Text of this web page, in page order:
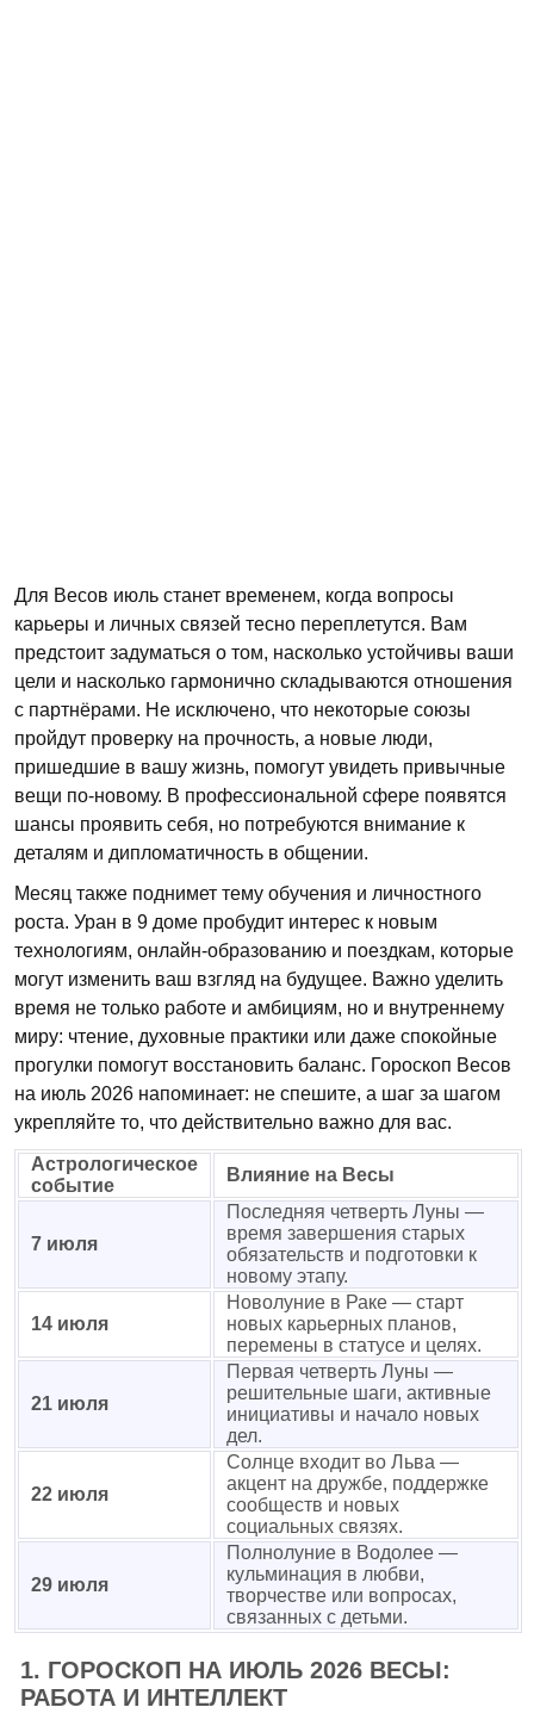
Для Весов июль станет временем, когда вопросы
карьеры и личных связей тесно переплетутся. Вам
предстоит задуматься о том, насколько устойчивы ваши
цели и насколько гармонично складываются отношения
с партнёрами. Не исключено, что некоторые союзы
пройдут проверку на прочность, а новые люди,
пришедшие в вашу жизнь, помогут увидеть привычные
вещи по-новому. В профессиональной сфере появятся
шансы проявить себя, но потребуются внимание к
деталям и дипломатичность в общении.
Месяц также поднимет тему обучения и личностного
роста. Уран в 9 доме пробудит интерес к новым
технологиям, онлайн-образованию и поездкам, которые
могут изменить ваш взгляд на будущее. Важно уделить
время не только работе и амбициям, но и внутреннему
миру: чтение, духовные практики или даже спокойные
прогулки помогут восстановить баланс. Гороскоп Весов
на июль 2026 напоминает: не спешите, а шаг за шагом
укрепляйте то, что действительно важно для вас.
Астрологическое
событие
Влияние на Весы
7 июля
Последняя четверть Луны —
время завершения старых
обязательств и подготовки к
новому этапу.
14 июля
Новолуние в Раке — старт
новых карьерных планов,
перемены в статусе и целях.
21 июля
Первая четверть Луны —
решительные шаги, активные
инициативы и начало новых
дел.
22 июля
Солнце входит во Льва —
акцент на дружбе, поддержке
сообществ и новых
социальных связях.
29 июля
Полнолуние в Водолее —
кульминация в любви,
творчестве или вопросах,
связанных с детьми.
1. ГОРОСКОП НА ИЮЛЬ 2026 ВЕСЫ:
РАБОТА И ИНТЕЛЛЕКТ